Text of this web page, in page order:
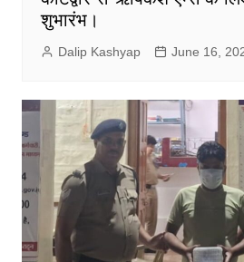
शुभारंभ।
Dalip Kashyap June 16,